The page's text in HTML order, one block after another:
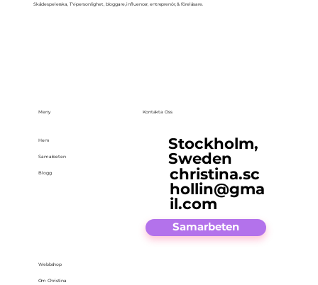
Skådespelerska, TV-personlighet, bloggare, influencer, entreprenör, & föreläsare.
Meny
Hem
Samarbeten
Blogg
Webbshop
Om Christina
Kontakta Oss
Stockholm,
Sweden
christina.sc
hollin@gma
il.com
Samarbeten